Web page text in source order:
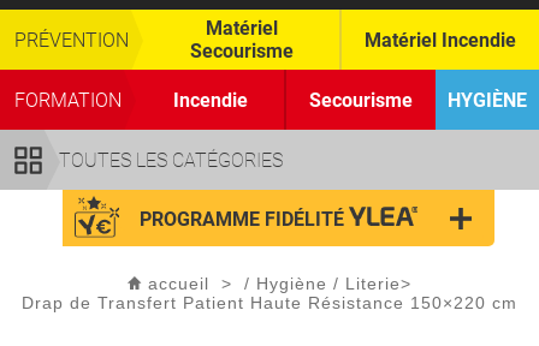
TOUTES LES CATÉGORIES
PRÉVENTION
Matériel
Secourisme
Matériel Incendie
FORMATION Incendie Secourisme HYGIÈNE
PROGRAMME FIDÉLITÉ
accueil > / Hygiène / Literie>
Drap de Transfert Patient Haute Résistance 150×220 cm